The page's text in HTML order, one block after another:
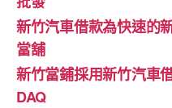
新竹汽車借款為快速的
當舖
新竹當鋪採用新竹汽車
DAQ